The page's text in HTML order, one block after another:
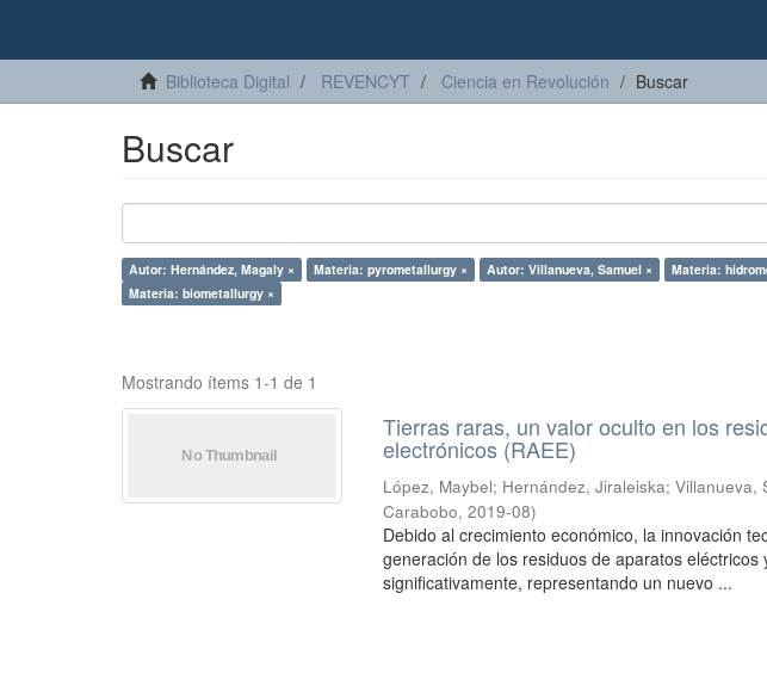
Biblioteca Digital REVENCYT Ciencia en Revolución Buscar
Buscar
Autor: Hernández, Magaly × Materia: pyrometallurgy × Autor: Villanueva, Samuel × Materia:
Materia: biometallurgy ×
Mostrando ítems 1-1 de 1
Tierras raras, un valor oculto en los
electrónicos (RAEE)
López, Maybel; Hernández, Jiraleiska;Villanueva,
Carabobo,2019-08)
Debido al crecimiento económico, la innovación
generación de los residuos de aparatos
significativamente, representando un nuevo ...